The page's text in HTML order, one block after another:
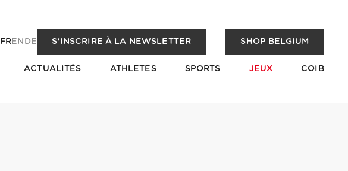
FREN DE S'INSCRIRE À LA NEWSLETTER SHOP BELGIUM
ACTUALITÉS ATHLETES SPORTS JEUX COIB